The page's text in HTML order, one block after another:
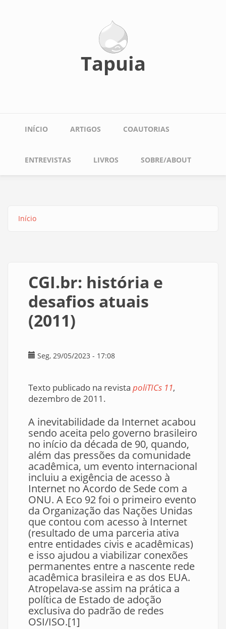
Tapuia
Main
INÍCIO ARTIGOS COAUTORIAS
ENTREVISTAS LIVROS SOBRE/ABOUT
Início
CGI.br: história e
desafios atuais
(2011)
Seg, 29/05/2023 - 17:08
Texto publicado na revista poliTICs 11,
dezembro de 2011.
A inevitabilidade da Internet acabou
sendo aceita pelo governo brasileiro
no início da década de 90, quando,
além das pressões da comunidade
acadêmica, um evento internacional
incluiu a exigência de acesso à
Internet no Acordo de Sede com a
ONU. A Eco 92 foi o primeiro evento
da Organização das Nações Unidas
que contou com acesso à Internet
(resultado de uma parceria ativa
entre entidades civis e acadêmicas)
e isso ajudou a viabilizar conexões
permanentes entre a nascente rede
acadêmica brasileira e as dos EUA.
Atropelava-se assim na prática a
política de Estado de adoção
exclusiva do padrão de redes
OSI/ISO.[1]